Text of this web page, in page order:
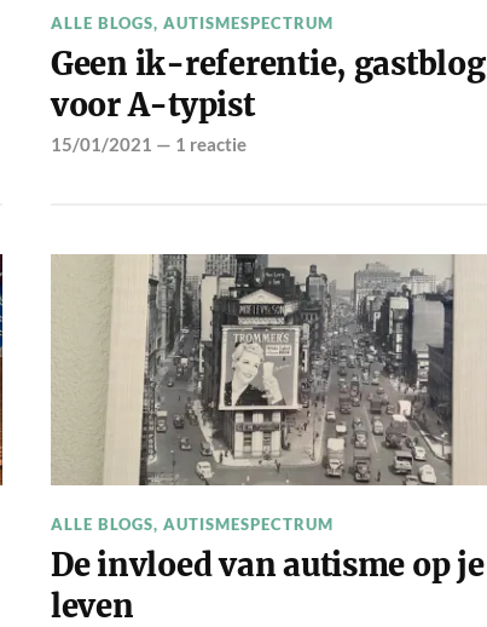
ALLE BLOGS, AUTISMESPECTRUM
Geen ik-referentie, gastblog
voor A-typist
15/01/2021 — 1 reactie
ALLE BLOGS, AUTISMESPECTRUM
De invloed van autisme op je
leven